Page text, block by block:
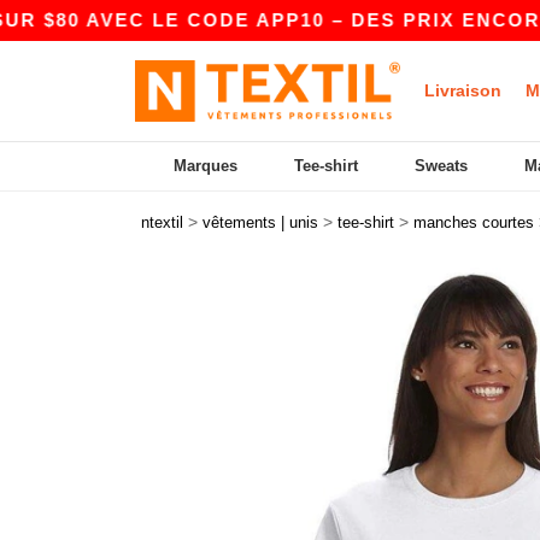
LE CODE APP10 – DES PRIX ENCORE PLUS
Livraison
Marques Tee-shirt Sweats
ntextil > vêtements | unis > tee-shirt > manches courtes